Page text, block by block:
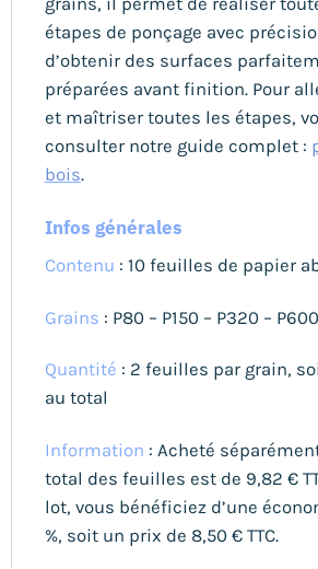
grains, il permet de réaliser
étapes de ponçage avec
d’obtenir des surfaces
préparées avant finition. Pour
et maîtriser toutes les étapes,
consulter notre guide complet :
bois.
Infos générales
Contenu : 10 feuilles de papier
Grains : P80 – P150 – P320 –
Quantité : 2 feuilles par grain,
au total
Information : Acheté
total des feuilles est de 9,82 €
lot, vous bénéficiez d’une
%, soit un prix de 8,50 € TTC.